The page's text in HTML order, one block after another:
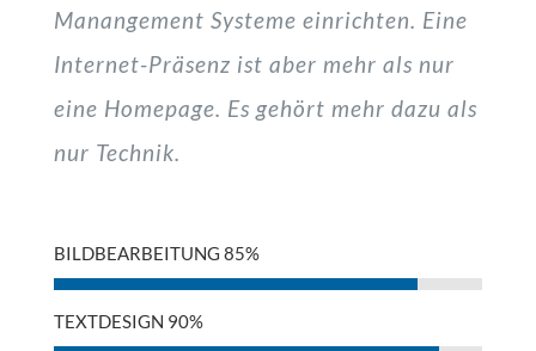
Manangement Systeme einrichten. Eine
Internet-Präsenz ist aber mehr als nur
eine Homepage. Es gehört mehr dazu als
nur Technik.
BILDBEARBEITUNG 85%
TEXTDESIGN 90%